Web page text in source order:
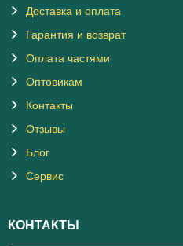
Доставка и оплата
Гарантия и возврат
Оплата частями
Оптовикам
Контакты
Отзывы
Блог
Сервис
КОНТАКТЫ